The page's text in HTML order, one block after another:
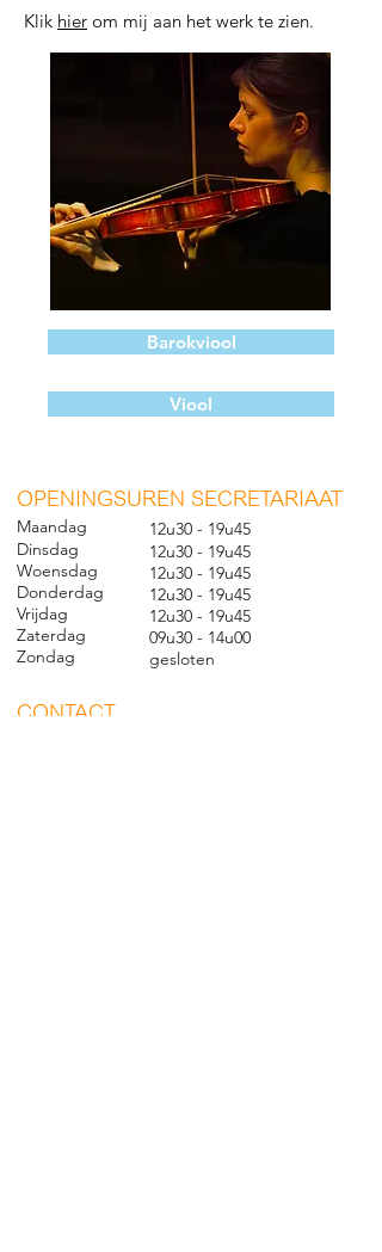
Klik hier om mij aan het werk te zien.
Barokviool
Viool
OPENINGSUREN SECRETARIAAT
Maandag
Dinsdag
Woensdag
Donderdag
Vrijdag
Zaterdag
Zondag
12u30 - 19u45
12u30 - 19u45
12u30 - 19u45
12u30 - 19u45
12u30 - 19u45
09u30 - 14u00
gesloten
CONTACT